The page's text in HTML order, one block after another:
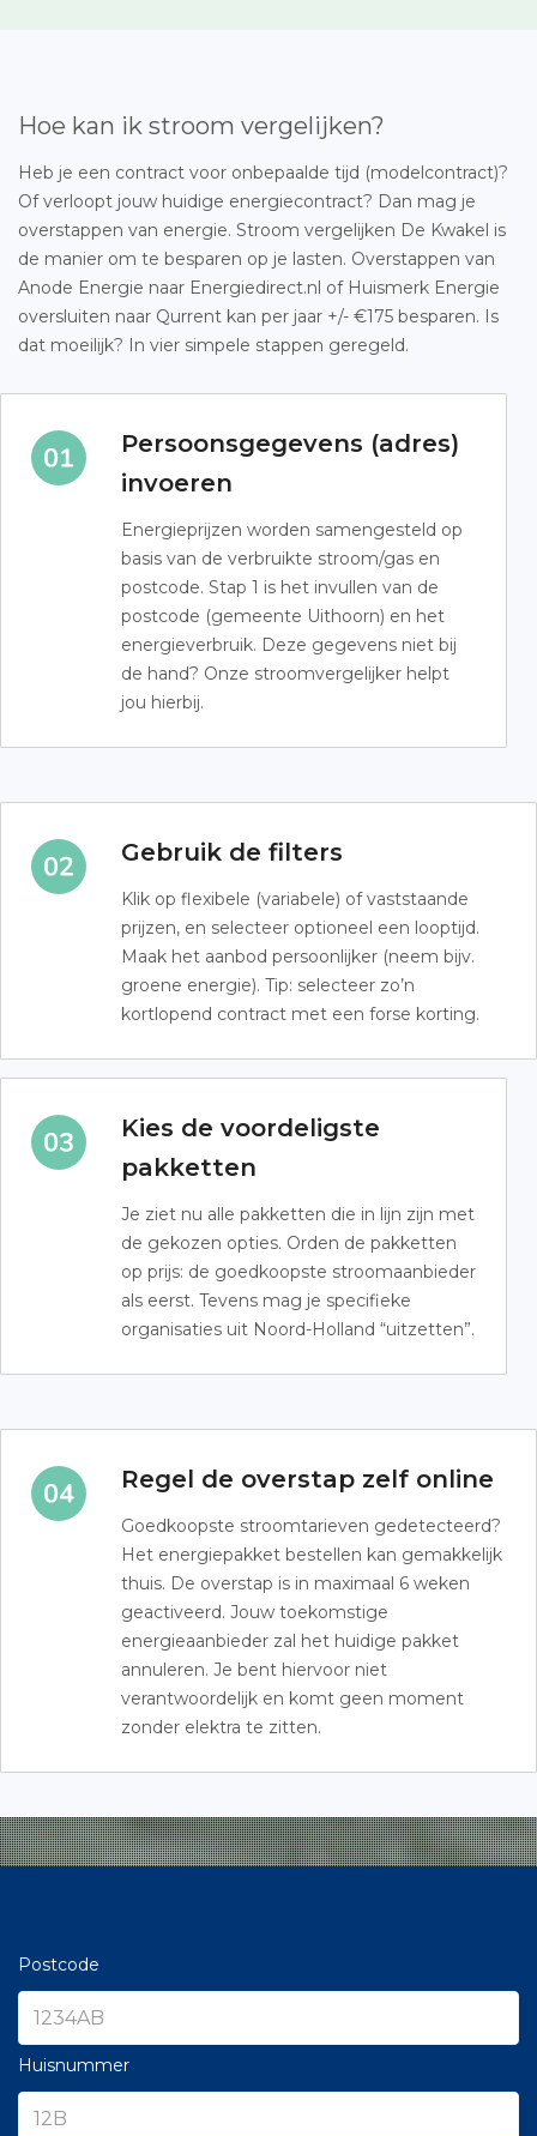
Hoe kan ik stroom vergelijken?
Heb je een contract voor onbepaalde tijd (modelcontract)?
Of verloopt jouw huidige energiecontract? Dan mag je
overstappen van energie. Stroom vergelijken De Kwakel is
de manier om te besparen op je lasten. Overstappen van
Anode Energie naar Energiedirect.nl of Huismerk Energie
oversluiten naar Qurrent kan per jaar +/- €175 besparen. Is
dat moeilijk? In vier simpele stappen geregeld.
Persoonsgegevens (adres)
invoeren
Energieprijzen worden samengesteld op
basis van de verbruikte stroom/gas en
postcode. Stap 1 is het invullen van de
postcode (gemeente Uithoorn) en het
energieverbruik. Deze gegevens niet bij
de hand? Onze stroomvergelijker helpt
jou hierbij.
Gebruik de filters
Klik op flexibele (variabele) of vaststaande
prijzen, en selecteer optioneel een looptijd.
Maak het aanbod persoonlijker (neem bijv.
groene energie). Tip: selecteer zo’n
kortlopend contract met een forse korting.
Kies de voordeligste
pakketten
Je ziet nu alle pakketten die in lijn zijn met
de gekozen opties. Orden de pakketten
op prijs: de goedkoopste stroomaanbieder
als eerst. Tevens mag je specifieke
organisaties uit Noord-Holland “uitzetten”.
Regel de overstap zelf online
Goedkoopste stroomtarieven gedetecteerd?
Het energiepakket bestellen kan gemakkelijk
thuis. De overstap is in maximaal 6 weken
geactiveerd. Jouw toekomstige
energieaanbieder zal het huidige pakket
annuleren. Je bent hiervoor niet
verantwoordelijk en komt geen moment
zonder elektra te zitten.
Postcode
Huisnummer